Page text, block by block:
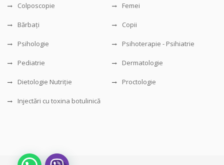
Colposcopie Femei
Bărbați Copii
Psihologie Psihoterapie - Psihiatrie
Pediatrie Dermatologie
Dietologie Nutriție Proctologie
Injectări cu toxina botulinică